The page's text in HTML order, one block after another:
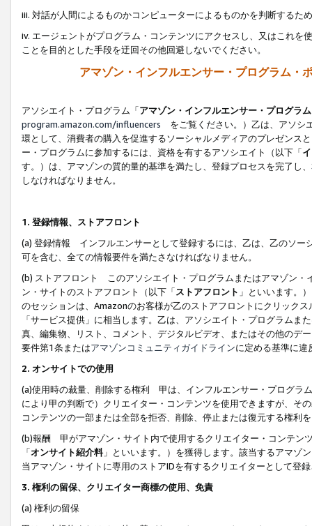
iii. 対話が人間によるものかコンピューターによるものかを判断するた
iv. エージェントがプログラム・コンテンツにアクセスし、又はこれ
ことを目的とした手段を迂回その他回避しないでください。
アマゾン・インフルエンサー・プログラム・
アソシエイト・プログラム「アマゾン・インフルエンサー・プログラム
program.amazon.com/influencers をご覧ください。）乙は、アソシ
環として、消費者の購入を促進するソーシャルメディアのプレゼンス
ー・プログラムに参加するには、資格を有するアソシエイト（以下「
す。）は、アマゾンの質的量的基準を満たし、登録プロセスを完了し、
しなければなりません。
1. 登録情報、ストアフロント
(a) 登録情報 インフルエンサーとして登録するには、乙は、乙のソー
可を含む、全ての情報要件を満たさなければなりません。
(b) ストアフロント このアソシエイト・プログラムまたはアマゾン・
ン・サイトのストアフロント（以下「ストアフロント 」といいます。
のセッションは、Amazonのお客様が乙のストアフロントにクリック
「サービス提供」に相当します。乙は、アソシエイト・プログラム
真、編集物、リスト、コメント、デジタルビデオ、またはその他のデ
要件第1条またはアマゾンコミュニティガイドラインに定める基準に違
2. オンサイトでの使用
(a)使用時の裁量、削除する権利 甲は、インフルエンサー・プログラ
により甲の判断で）クリエイター・コンテンツを使用できますが、そ
コンテンツの一部または全部を拒否、削除、停止または復元する権利
(b)報酬 甲がアマゾン・サイト内で使用するクリエイター・コンテン
「オンサイト紹介料」といいます。）を獲得します。該当するアマゾ
当アマゾン・サイトに専用のストアIDを有するクリエイターとして登
3. 権利の留保、クリエイター商標の使用、免責
(a) 権利の留保